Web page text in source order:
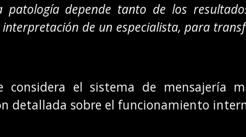
patología depende tanto de los
de un especialista, para
considera el sistema de mensajería
detallada sobre el funcionamiento